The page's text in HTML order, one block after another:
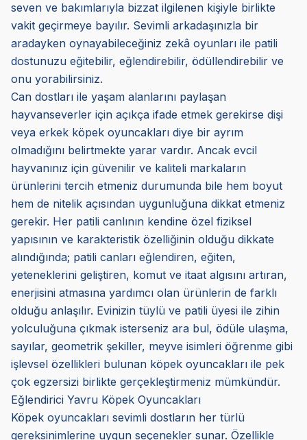
seven ve bakımlarıyla bizzat ilgilenen kişiyle birlikte
vakit geçirmeye bayılır. Sevimli arkadaşınızla bir
aradayken oynayabileceğiniz zekâ oyunları ile patili
dostunuzu eğitebilir, eğlendirebilir, ödüllendirebilir ve
onu yorabilirsiniz.
Can dostları ile yaşam alanlarını paylaşan
hayvanseverler için açıkça ifade etmek gerekirse dişi
veya erkek köpek oyuncakları diye bir ayrım
olmadığını belirtmekte yarar vardır. Ancak evcil
hayvanınız için güvenilir ve kaliteli markaların
ürünlerini tercih etmeniz durumunda bile hem boyut
hem de nitelik açısından uygunluğuna dikkat etmeniz
gerekir. Her patili canlının kendine özel fiziksel
yapısının ve karakteristik özelliğinin olduğu dikkate
alındığında; patili canları eğlendiren, eğiten,
yeteneklerini geliştiren, komut ve itaat algısını artıran,
enerjisini atmasına yardımcı olan ürünlerin de farklı
olduğu anlaşılır. Evinizin tüylü ve patili üyesi ile zihin
yolculuğuna çıkmak isterseniz ara bul, ödüle ulaşma,
sayılar, geometrik şekiller, meyve isimleri öğrenme gibi
işlevsel özellikleri bulunan köpek oyuncakları ile pek
çok egzersizi birlikte gerçekleştirmeniz mümkündür.
Eğlendirici Yavru Köpek Oyuncakları
Köpek oyuncakları sevimli dostların her türlü
gereksinimlerine uygun seçenekler sunar. Özellikle